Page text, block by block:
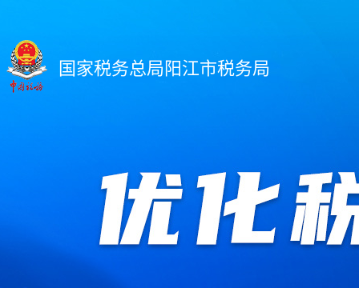
国家税务总局阳江市税务局